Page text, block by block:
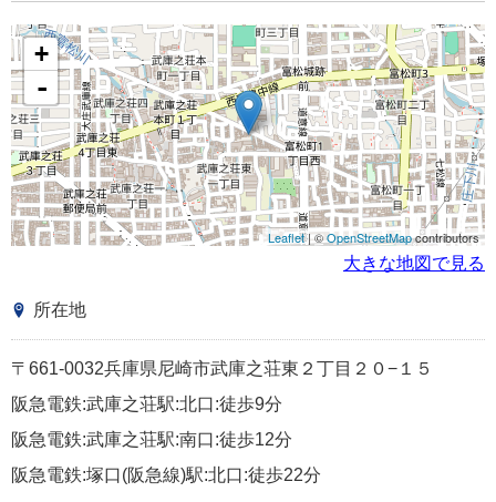
+
-
Leaflet| ©OpenStreetMapcontributors
大きな地図で見る
所在地
〒661-0032兵庫県尼崎市武庫之荘東２丁目２０−１５
阪急電鉄:武庫之荘駅:北口:徒歩9分
阪急電鉄:武庫之荘駅:南口:徒歩12分
阪急電鉄:塚口(阪急線)駅:北口:徒歩22分